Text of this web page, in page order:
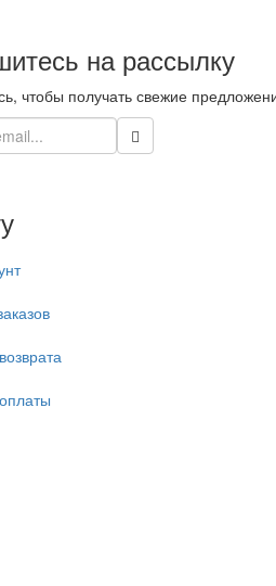
на рассылку
чтобы получать свежие